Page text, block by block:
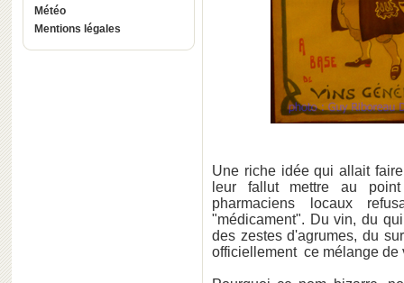
Météo
Mentions légales
Une riche idée qui allait
leur fallut mettre au
pharmaciens locaux
"médicament". Du vin, du
des zestes d'agrumes, du
officiellement ce mélange de